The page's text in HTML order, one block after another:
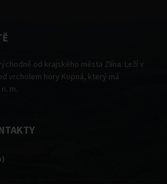
od krajského města Zlína. Leží v
vrcholem hory Kopná, který má
m.